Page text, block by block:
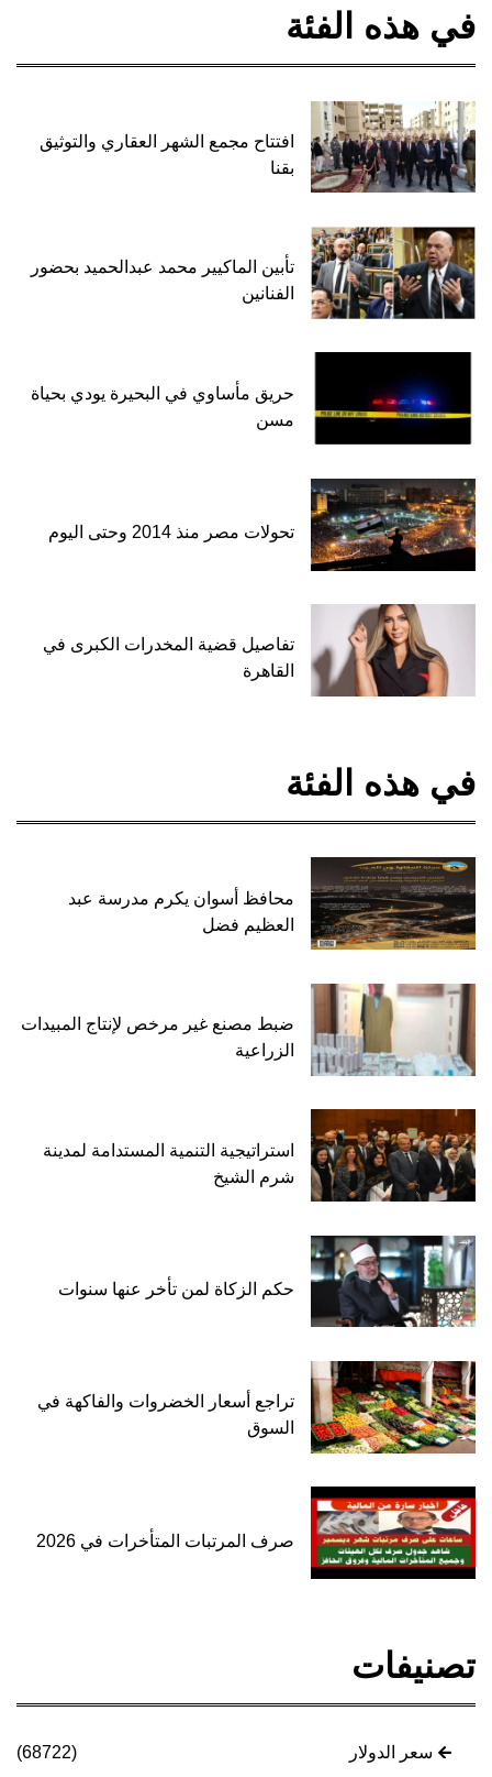
في هذه الفئة
افتتاح مجمع الشهر العقاري والتوثيق
بقنا
تأبين الماكيير محمد عبدالحميد بحضور
الفنانين
حريق مأساوي في البحيرة يودي بحياة
مسن
تحولات مصر منذ 2014 وحتى اليوم
تفاصيل قضية المخدرات الكبرى في
القاهرة
في هذه الفئة
محافظ أسوان يكرم مدرسة عبد
العظيم فضل
ضبط مصنع غير مرخص لإنتاج المبيدات
الزراعية
استراتيجية التنمية المستدامة لمدينة
شرم الشيخ
حكم الزكاة لمن تأخر عنها سنوات
تراجع أسعار الخضروات والفاكهة في
السوق
صرف المرتبات المتأخرات في 2026
تصنيفات
سعر الدولار (68722)